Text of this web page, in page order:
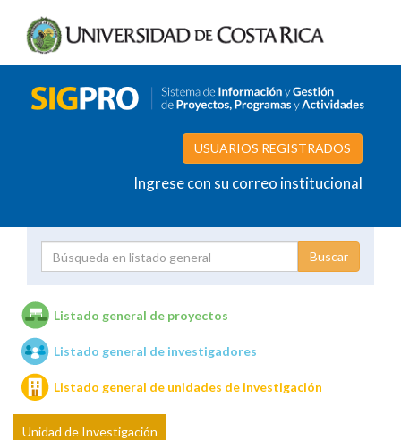
USUARIOS REGISTRADOS
Ingrese con su correo institucional
Unidades de investigación
Listado general de proyectos
Listado general de investigadores
Listado general de unidades de investigación
Unidad de Investigación